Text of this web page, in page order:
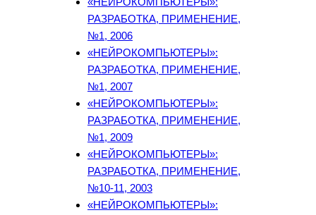
РАЗРАБОТКА, ПРИМЕНЕНИЕ,
№1, 2006
«НЕЙРОКОМПЬЮТЕРЫ»:
РАЗРАБОТКА, ПРИМЕНЕНИЕ,
№1, 2007
«НЕЙРОКОМПЬЮТЕРЫ»:
РАЗРАБОТКА, ПРИМЕНЕНИЕ,
№1, 2009
«НЕЙРОКОМПЬЮТЕРЫ»:
РАЗРАБОТКА, ПРИМЕНЕНИЕ,
№10-11, 2003
«НЕЙРОКОМПЬЮТЕРЫ»: